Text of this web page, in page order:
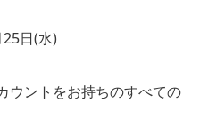
日(水)
ントをお持ちのすべての